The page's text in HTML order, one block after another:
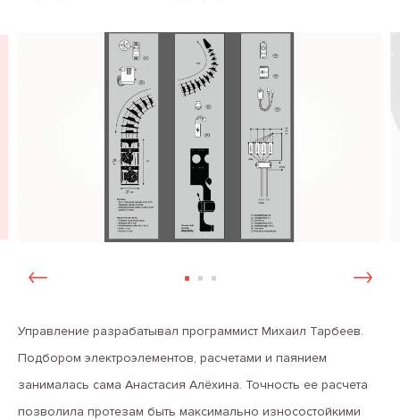
Управление разрабатывал программист Михаил Тарбеев.
Подбором электроэлементов, расчетами и паянием
занималась сама Анастасия Алёхина. Точность ее расчета
позволила протезам быть максимально износостойкими